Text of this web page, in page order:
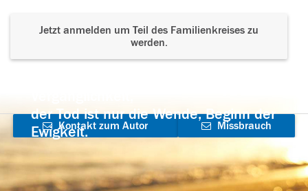
Jetzt anmelden um Teil des Familienkreises zu
werden.
der Tod ist nur die Wende, Beginn der
Ewigkeit.
Kontakt zum Autor
aufnehmen
Missbrauch